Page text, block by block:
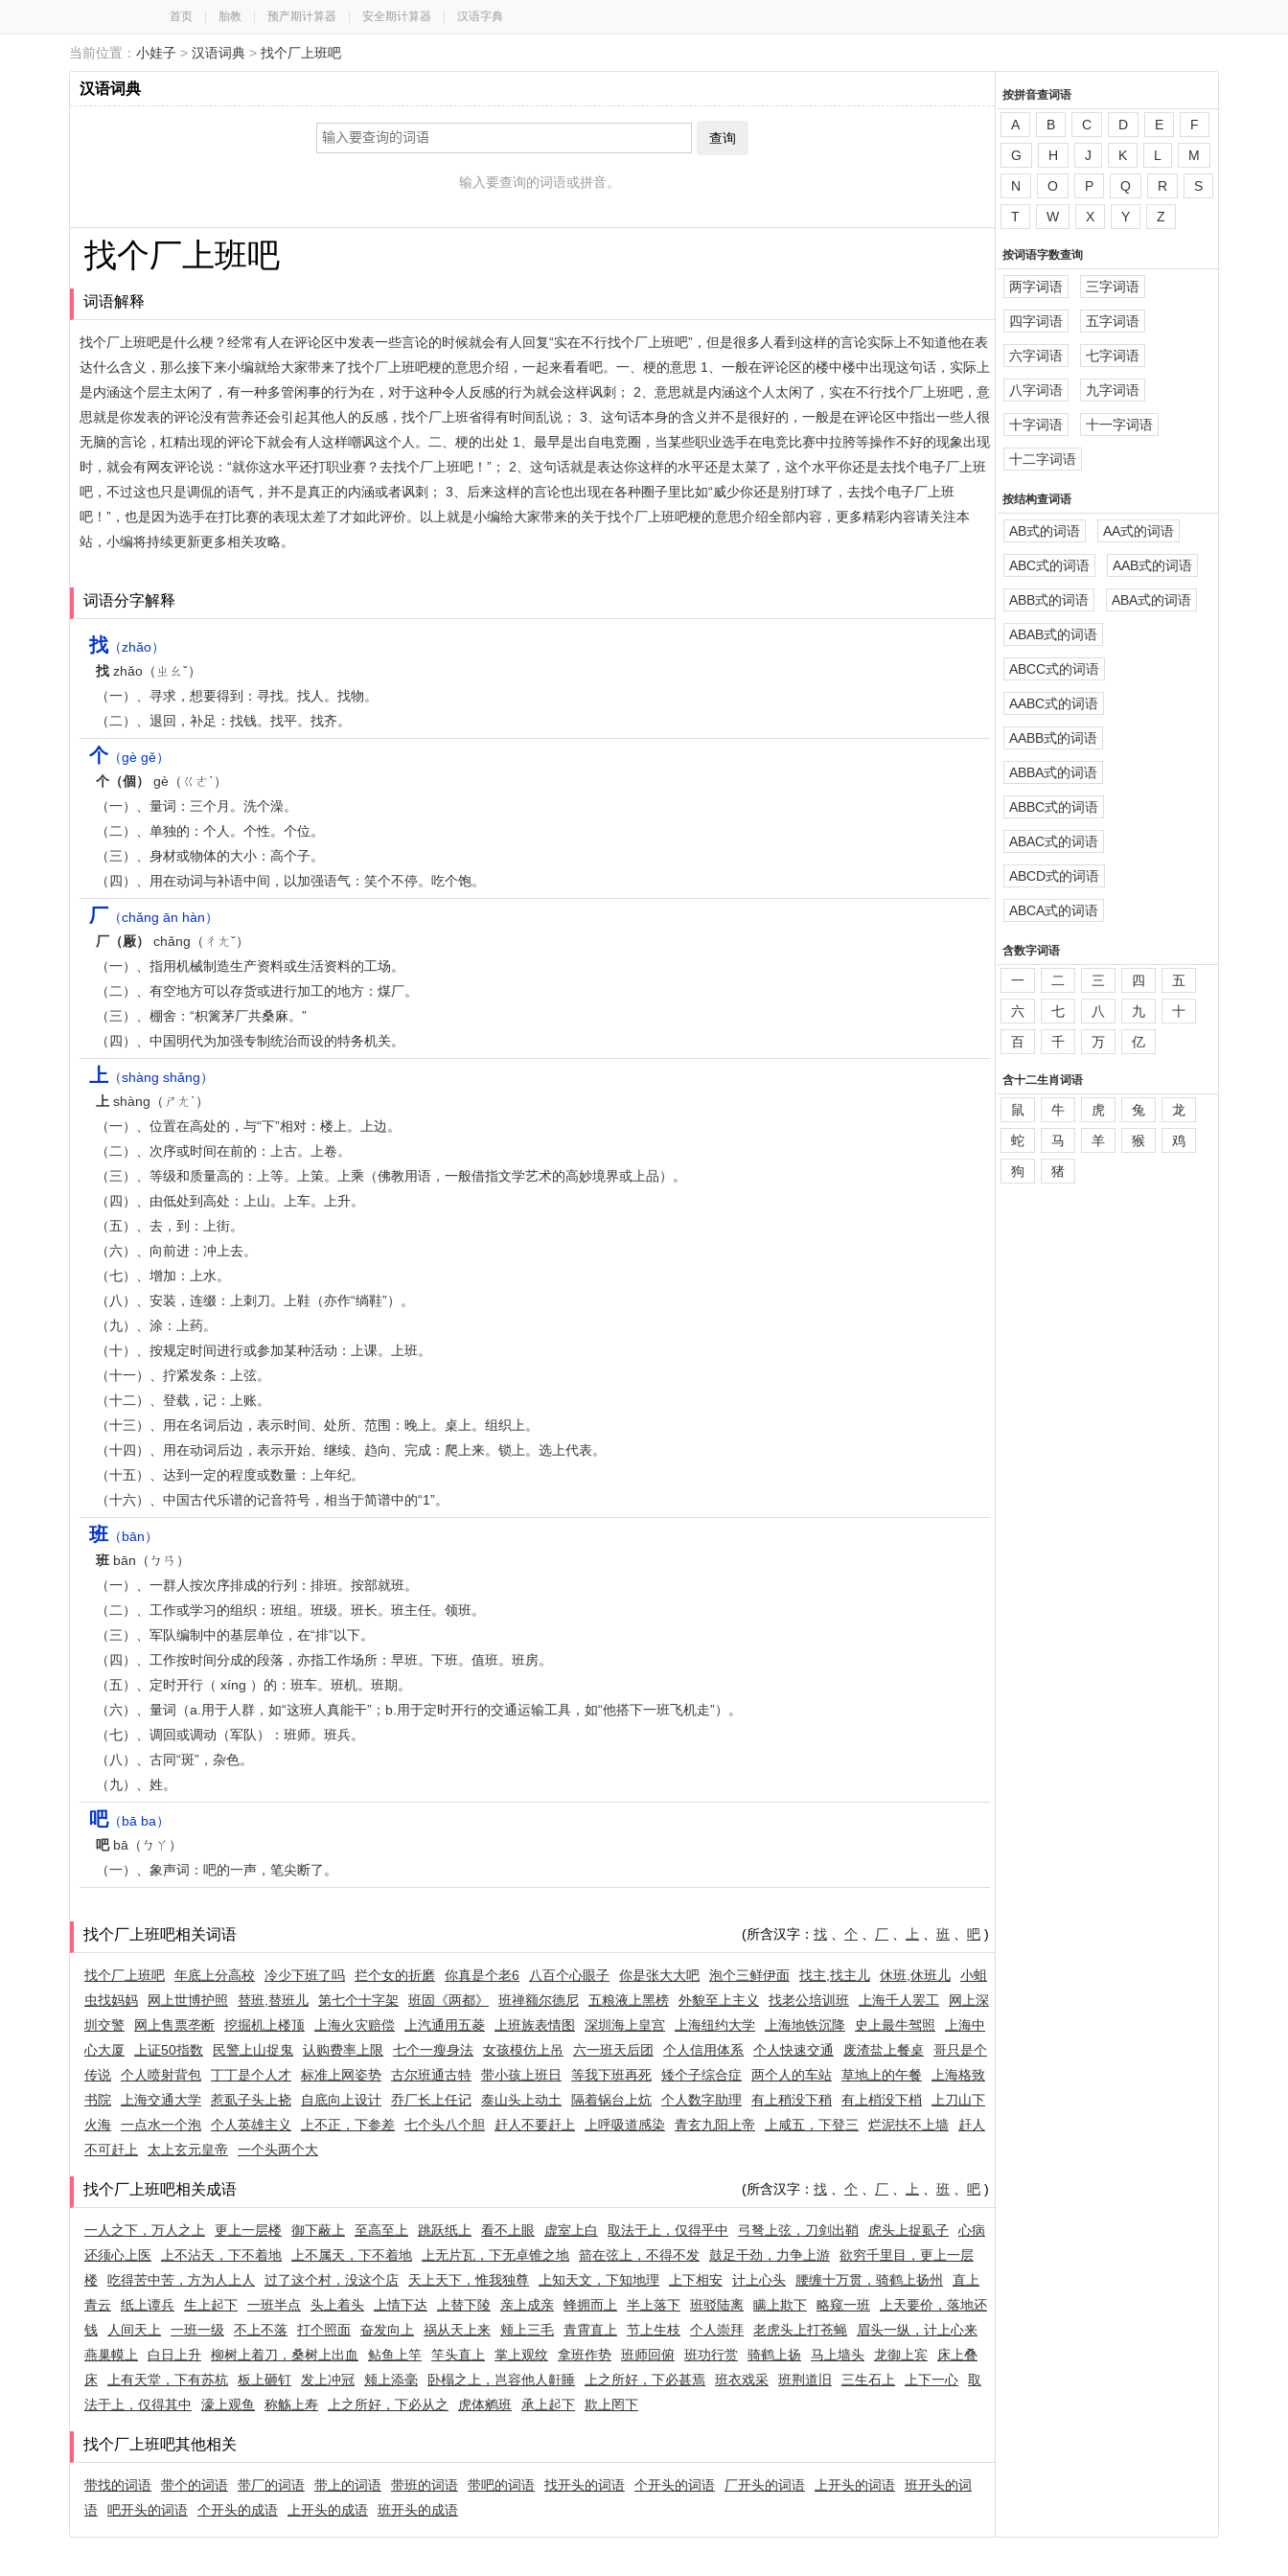
首页 胎教 预产期计算器 安全期计算器 汉语字典
当前位置： 小娃子 > 汉语词典 > 找个厂上班吧
汉语词典
查询
输入要查询的词语或拼音。
找个厂上班吧
词语解释
找个厂上班吧是什么梗？经常有人在评论区中发表一些言论的时候就会有人回复“实在不行找个厂上班吧”，但是很多人看到这样的言论实际上不知道他在表
达什么含义，那么接下来小编就给大家带来了找个厂上班吧梗的意思介绍，一起来看看吧。一、梗的意思 1、一般在评论区的楼中楼中出现这句话，实际上
是内涵这个层主太闲了，有一种多管闲事的行为在，对于这种令人反感的行为就会这样讽刺； 2、意思就是内涵这个人太闲了，实在不行找个厂上班吧，意
思就是你发表的评论没有营养还会引起其他人的反感，找个厂上班省得有时间乱说； 3、这句话本身的含义并不是很好的，一般是在评论区中指出一些人很
无脑的言论，杠精出现的评论下就会有人这样嘲讽这个人。二、梗的出处 1、最早是出自电竞圈，当某些职业选手在电竞比赛中拉胯等操作不好的现象出现
时，就会有网友评论说：“就你这水平还打职业赛？去找个厂上班吧！”； 2、这句话就是表达你这样的水平还是太菜了，这个水平你还是去找个电子厂上班
吧，不过这也只是调侃的语气，并不是真正的内涵或者讽刺； 3、后来这样的言论也出现在各种圈子里比如“威少你还是别打球了，去找个电子厂上班
吧！”，也是因为选手在打比赛的表现太差了才如此评价。以上就是小编给大家带来的关于找个厂上班吧梗的意思介绍全部内容，更多精彩内容请关注本
站，小编将持续更新更多相关攻略。
词语分字解释
找 （zhǎo）
找 zhǎo（ㄓㄠˇ）
（一）、寻求，想要得到：寻找。找人。找物。
（二）、退回，补足：找钱。找平。找齐。
个（gè gě）
个（個）
gè（ㄍㄜˋ）
（一）、量词：三个月。洗个澡。
（二）、单独的：个人。个性。个位。
（三）、身材或物体的大小：高个子。
（四）、用在动词与补语中间，以加强语气：笑个不停。吃个饱。
厂 （chǎng ān hàn）
厂（厰）
chǎng（ㄔㄤˇ）
（一）、指用机械制造生产资料或生活资料的工场。
（二）、有空地方可以存货或进行加工的地方：煤厂。
（三）、棚舍：“枳篱茅厂共桑麻。”
（四）、中国明代为加强专制统治而设的特务机关。
上 （shàng shǎng）
上 shàng（ㄕㄤˋ）
（一）、位置在高处的，与“下”相对：楼上。上边。
（二）、次序或时间在前的：上古。上卷。
（三）、等级和质量高的：上等。上策。上乘（佛教用语，一般借指文学艺术的高妙境界或上品）。
（四）、由低处到高处：上山。上车。上升。
（五）、去，到：上街。
（六）、向前进：冲上去。
（七）、增加：上水。
（八）、安装，连缀：上刺刀。上鞋（亦作“绱鞋”）。
（九）、涂：上药。
（十）、按规定时间进行或参加某种活动：上课。上班。
（十一）、拧紧发条：上弦。
（十二）、登载，记：上账。
（十三）、用在名词后边，表示时间、处所、范围：晚上。桌上。组织上。
（十四）、用在动词后边，表示开始、继续、趋向、完成：爬上来。锁上。选上代表。
（十五）、达到一定的程度或数量：上年纪。
（十六）、中国古代乐谱的记音符号，相当于简谱中的“1”。
班 （bān）
班 bān（ㄅㄢ）
（一）、一群人按次序排成的行列：排班。按部就班。
（二）、工作或学习的组织：班组。班级。班长。班主任。领班。
（三）、军队编制中的基层单位，在“排”以下。
（四）、工作按时间分成的段落，亦指工作场所：早班。下班。值班。班房。
（五）、定时开行（ xíng ）的：班车。班机。班期。
（六）、量词（a.用于人群，如“这班人真能干”；b.用于定时开行的交通运输工具，如“他搭下一班飞机走”）。
（七）、调回或调动（军队）：班师。班兵。
（八）、古同“斑”，杂色。
（九）、姓。
吧（bā ba）
吧bā（ㄅㄚ）
（一）、象声词：吧的一声，笔尖断了。
找个厂上班吧相关词语 (所含汉字： 找 个 厂 上 班 吧 )
找个厂上班吧 年底上分高校 冷少下班了吗 拦个女的折磨 你真是个老6 八百个心眼子 你是张大大吧 泡个三鲜伊面 找主,找主儿 休班,休班儿
小蛆
虫找妈妈
网上世博护照 替班,替班儿 第七个十字架 班固《两都》 班禅额尔德尼 五粮液上黑榜 外貌至上主义 找老公培训班 上海千人罢工
网上深
圳交警
网上售票垄断 挖掘机上楼顶 上海火灾赔偿 上汽通用五菱 上班族表情图 深圳海上皇宫 上海纽约大学 上海地铁沉降 史上最牛驾照
上海中
心大厦
上证50指数 民警上山捉鬼 认购费率上限 七个一瘦身法 女孩模仿上吊 六一班天后团 个人信用体系 个人快速交通 废渣盐上餐桌
哥只是个
传说
个人喷射背包 丁丁是个人才 标准上网姿势 古尔班通古特 带小孩上班日 等我下班再死 矮个子综合症 两个人的车站 草地上的午餐
上海格致
书院
上海交通大学 惹虱子头上挠 自底向上设计 乔厂长上任记 泰山头上动土 隔着锅台上炕 个人数字助理 有上稍没下稍 有上梢没下梢
上刀山下
火海
一点水一个泡 个人英雄主义 上不正，下参差 七个头八个胆 赶人不要赶上 上呼吸道感染 青玄九阳上帝 上咸五，下登三 烂泥扶不上墙
赶人
不可赶上
太上玄元皇帝 一个头两个大
找个厂上班吧相关成语 (所含汉字： 找 个 厂 上 班 吧 )
一人之下，万人之上 更上一层楼 御下蔽上 至高至上 跳跃纸上 看不上眼 虚室上白 取法于上，仅得乎中 弓弩上弦，刀剑出鞘 虎头上捉虱子
心病
还须心上医
上不沾天，下不着地 上不属天，下不着地 上无片瓦，下无卓锥之地 箭在弦上，不得不发 鼓足干劲，力争上游
欲穷千里目，更上一层
楼
吃得苦中苦，方为人上人 过了这个村，没这个店 天上天下，惟我独尊 上知天文，下知地理 上下相安 计上心头 腰缠十万贯，骑鹤上扬州
直上
青云
纸上谭兵 生上起下 一班半点 头上着头 上情下达 上替下陵 亲上成亲 蜂拥而上 半上落下 班驳陆离 瞒上欺下 略窥一班
上天要价，落地还
钱
人间天上 一班一级 不上不落 打个照面 奋发向上 祸从天上来 颊上三毛 青霄直上 节上生枝 个人崇拜 老虎头上打苍蝇
眉头一纵，计上心来
燕巢幙上
白日上升 柳树上着刀，桑树上出血 鲇鱼上竿 竿头直上 掌上观纹 拿班作势 班师回俯 班功行赏 骑鹤上扬 马上墙头 龙御上宾
床上叠
床
上有天堂，下有苏杭 板上砸钉 发上冲冠 颊上添毫 卧榻之上，岂容他人鼾睡 上之所好，下必甚焉 班衣戏采 班荆道旧 三生石上 上下一心
取
法于上，仅得其中
濠上观鱼 称觞上寿 上之所好，下必从之 虎体鹓班 承上起下 欺上罔下
找个厂上班吧其他相关
带找的词语 带个的词语 带厂的词语 带上的词语 带班的词语 带吧的词语 找开头的词语 个开头的词语 厂开头的词语 上开头的词语
班开头的词
语
吧开头的词语 个开头的成语 上开头的成语 班开头的成语
按拼音查词语
A B C D E
F
G
H J K L
M
N
O P Q R
S
T
W X Y Z
按词语字数查询
两字词语 三字词语
四字词语 五字词语
六字词语 七字词语
八字词语 九字词语
十字词语 十一字词语
十二字词语
按结构查词语
AB式的词语 AA式的词语
ABC式的词语 AAB式的词语
ABB式的词语 ABA式的词语
ABAB式的词语
ABCC式的词语
AABC式的词语
AABB式的词语
ABBA式的词语
ABBC式的词语
ABAC式的词语
ABCD式的词语
ABCA式的词语
含数字词语
一 二 三 四
五
六
七 八 九
十
百
千 万 亿
含十二生肖词语
鼠 牛 虎 兔
龙
蛇
马 羊 猴
鸡
狗
猪